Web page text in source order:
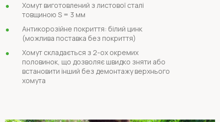
Хомут виготовлений з листової сталі
товщиною S = 3 мм
Антикорозійне покриття: білий цинк
(можлива поставка без покриття)
Хомут складається з 2-ох окремих
половинок, що дозволяє швидко зняти або
встановити інший без демонтажу верхнього
хомута